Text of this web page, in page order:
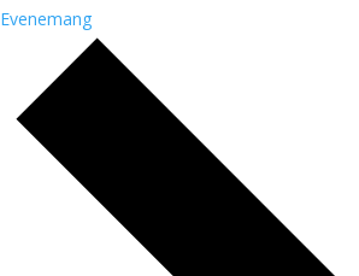
Evenemang